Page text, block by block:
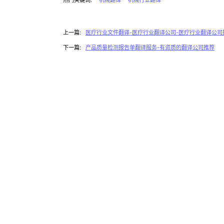
上一篇: 医疗行业文件翻译-医疗行业翻译公司-医疗行业翻译公司
下一篇: 产品质量检测报告单翻译服务-有资质的翻译公司推荐